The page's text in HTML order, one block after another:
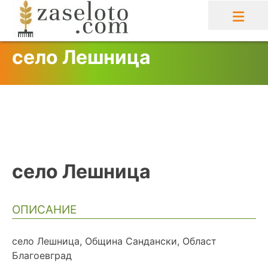
content
село Лешница
село Лешница
ОПИСАНИЕ
село Лешница, Община Сандански, Област
Благоевград